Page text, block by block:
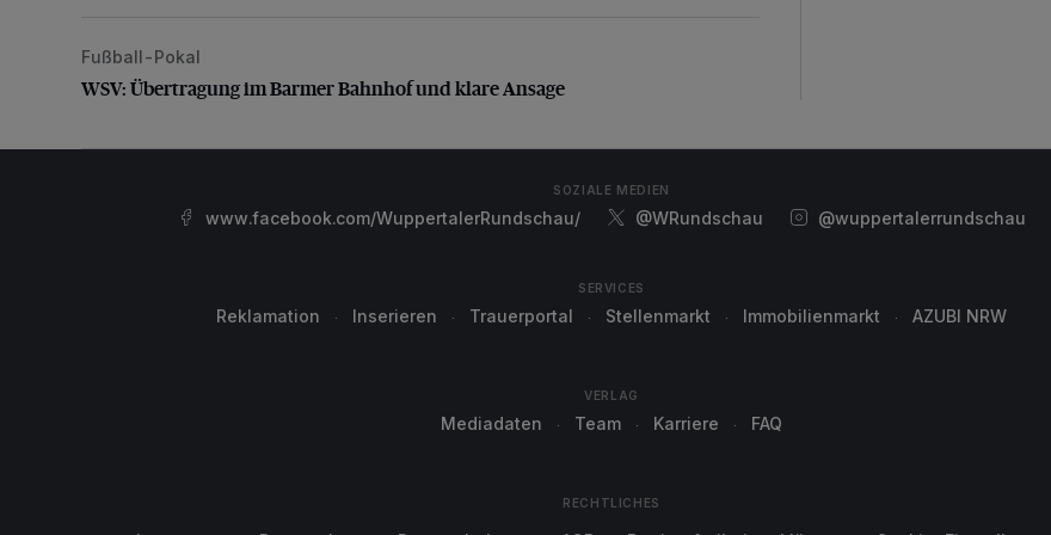
WSV: Übertragung im Barmer Bahnhof und klare Ansage
Fußball-Pokal
WSV: Übertragung im Barmer Bahnhof und klare Ansage
SOZIALE MEDIEN
www.facebook.com/WuppertalerRundschau/ @WRundschau @wuppertalerrundschau
SERVICES
Reklamation Inserieren Trauerportal Stellenmarkt Immobilienmarkt AZUBI NRW
VERLAG
Mediadaten Team Karriere FAQ
RECHTLICHES